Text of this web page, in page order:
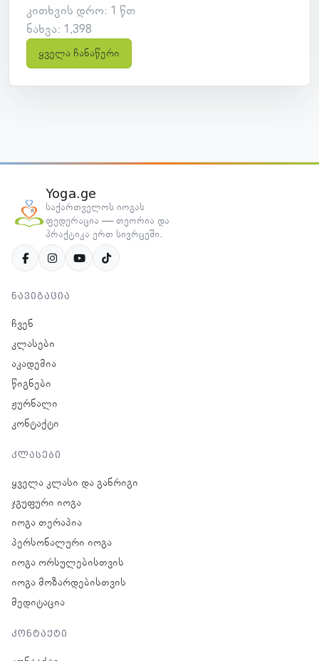
კითხვის დრო: 1 წთ
ნახვა: 1,398
ყველა ჩანაწერი
Yoga.ge
საქართველოს იოგას
ფედერაცია — თეორია და
პრაქტიკა ერთ სივრცეში.
ნავიგაცია
ჩვენ
კლასები
აკადემია
წიგნები
ჟურნალი
კონტაქტი
კლასები
ყველა კლასი და განრიგი
ჯგუფური იოგა
იოგა თერაპია
პერსონალური იოგა
იოგა ორსულებისთვის
იოგა მოზარდებისთვის
მედიტაცია
კონტაქტი